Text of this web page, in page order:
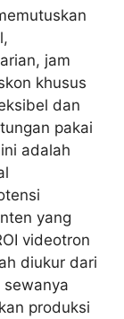
jam
khusus
dan
pakai
adalah
yang
videotron
diukur dari
sewanya
produksi